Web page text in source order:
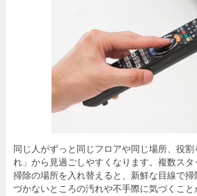
同じ人がずっと同じフロアや同じ場所、役
れ」から見過ごしやすくなります。複数ス
掃除の場所を入れ替えると、新鮮な目線で
づかないところの汚れや不手際に気づくこと